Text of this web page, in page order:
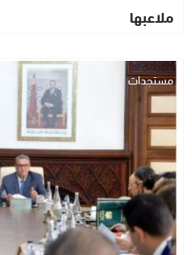
ملاعبها
مستجدات